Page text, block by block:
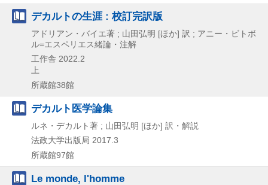
デカルトの生涯 : 校訂完訳版
アドリアン・バイエ著 ; 山田弘明 [ほか] 訳 ; アニー・ビトボ
ル=エスペリエス緒論・注解
工作舎 2022.2
上
所蔵館38館
デカルト医学論集
ルネ・デカルト著 ; 山田弘明 [ほか] 訳・解説
法政大学出版局 2017.3
所蔵館97館
Le monde, l'homme